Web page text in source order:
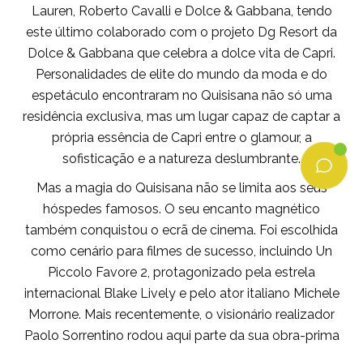
Lauren, Roberto Cavalli e Dolce & Gabbana, tendo
este último colaborado com o projeto Dg Resort da
Dolce & Gabbana que celebra a dolce vita de Capri.
Personalidades de elite do mundo da moda e do
espetáculo encontraram no Quisisana não só uma
residência exclusiva, mas um lugar capaz de captar a
própria essência de Capri entre o glamour, a
sofisticação e a natureza deslumbrante.
Mas a magia do Quisisana não se limita aos seus
hóspedes famosos. O seu encanto magnético
também conquistou o ecrã de cinema. Foi escolhida
como cenário para filmes de sucesso, incluindo Un
Piccolo Favore 2, protagonizado pela estrela
internacional Blake Lively e pelo ator italiano Michele
Morrone. Mais recentemente, o visionário realizador
Paolo Sorrentino rodou aqui parte da sua obra-prima